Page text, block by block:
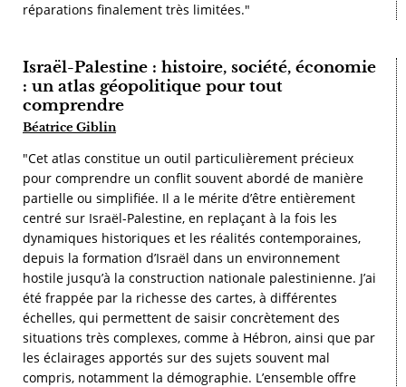
réparations finalement très limitées."
Israël-Palestine : histoire, société, économie
: un atlas géopolitique pour tout
comprendre
Béatrice Giblin
"Cet atlas constitue un outil particulièrement précieux
pour comprendre un conflit souvent abordé de manière
partielle ou simplifiée. Il a le mérite d’être entièrement
centré sur Israël-Palestine, en replaçant à la fois les
dynamiques historiques et les réalités contemporaines,
depuis la formation d’Israël dans un environnement
hostile jusqu’à la construction nationale palestinienne. J’ai
été frappée par la richesse des cartes, à différentes
échelles, qui permettent de saisir concrètement des
situations très complexes, comme à Hébron, ainsi que par
les éclairages apportés sur des sujets souvent mal
compris, notamment la démographie. L’ensemble offre